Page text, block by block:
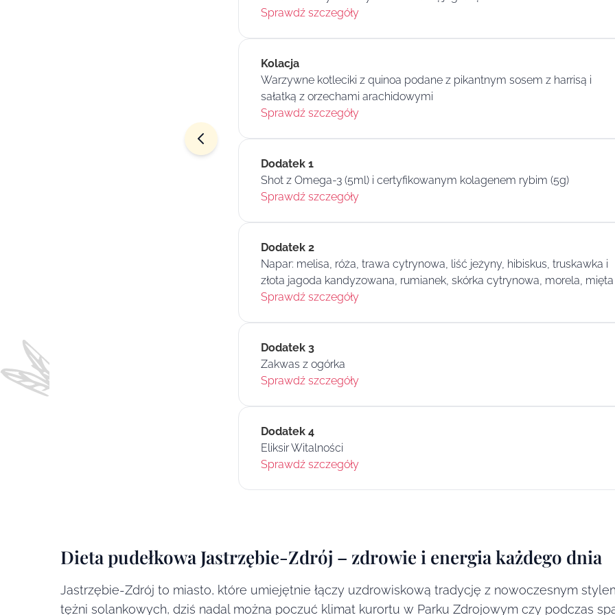
Sprawdź szczegóły
Kolacja
Warzywne kotleciki z quinoa podane z pikantnym sosem z harrisą i
sałatką z orzechami arachidowymi
Sprawdź szczegóły
Dodatek 1
Shot z Omega-3 (5ml) i certyfikowanym kolagenem rybim (5g)
Sprawdź szczegóły
Dodatek 2
Napar: melisa, róża, trawa cytrynowa, liść jeżyny, hibiskus, truskawka i
złota jagoda kandyzowana, rumianek, skórka cytrynowa, morela, mięta
Sprawdź szczegóły
Dodatek 3
Zakwas z ogórka
Sprawdź szczegóły
Dodatek 4
Eliksir Witalności
Sprawdź szczegóły
Dieta pudełkowa Jastrzębie-Zdrój – zdrowie i energia każdego dnia
Jastrzębie-Zdrój to miasto, które umiejętnie łączy uzdrowiskową tradycję z nowoczesnym
tężni solankowych, dziś nadal można poczuć klimat kurortu w Parku Zdrojowym czy podczas